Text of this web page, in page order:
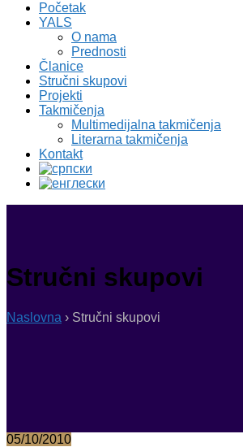
Početak
YALS
O nama
Prednosti
Članice
Stručni skupovi
Projekti
Takmičenja
Multimedijalna takmičenja
Literarna takmičenja
Kontakt
Stručni skupovi
Naslovna › Stručni skupovi
05/10/2010